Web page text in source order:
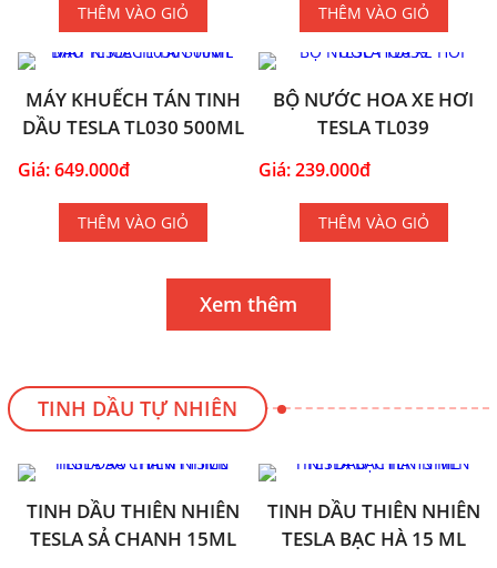
THÊM VÀO GIỎ THÊM VÀO GIỎ
MÁY KHUẾCH TÁN TINH
DẦU TESLA TL030 500ML
Giá: 649.000đ
THÊM VÀO GIỎ
BỘ NƯỚC HOA XE HƠI
TESLA TL039
Giá: 239.000đ
THÊM VÀO GIỎ
Xem thêm
TINH DẦU TỰ NHIÊN
TINH DẦU THIÊN NHIÊN
TESLA SẢ CHANH 15ML
TINH DẦU THIÊN NHIÊN
TESLA BẠC HÀ 15 ML